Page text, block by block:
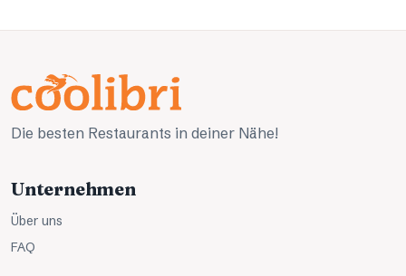
Die besten Restaurants in deiner Nähe!
Unternehmen
Über uns
FAQ